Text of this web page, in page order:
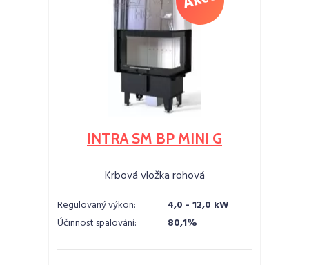
INTRA SM BP MINI G
Krbová vložka rohová
Regulovaný výkon:
4,0 - 12,0 kW
Účinnost spalování:
80,1%